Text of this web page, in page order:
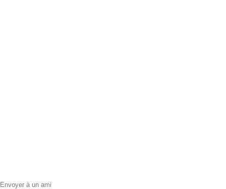
Envoyer à un ami